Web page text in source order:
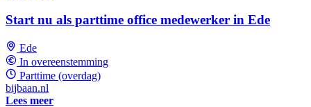
Start nu als parttime office medewerker in Ede
Ede
In overeenstemming
Parttime (overdag)
bijbaan.nl
Lees meer